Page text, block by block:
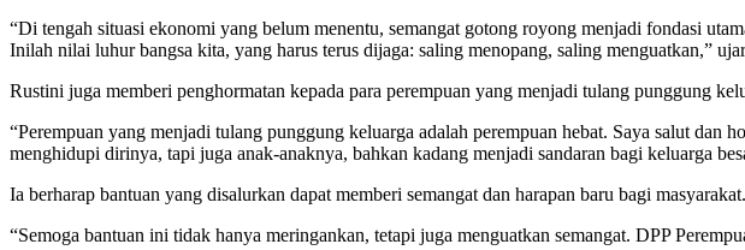
“Di tengah situasi ekonomi yang belum menentu, semangat gotong royong menjadi fondasi
Inilah nilai luhur bangsa kita, yang harus terus dijaga: saling menopang, saling menguatkan,”
Rustini juga memberi penghormatan kepada para perempuan yang menjadi tulang punggung
“Perempuan yang menjadi tulang punggung keluarga adalah perempuan hebat. Saya salut
menghidupi dirinya, tapi juga anak-anaknya, bahkan kadang menjadi sandaran bagi keluarga
Ia berharap bantuan yang disalurkan dapat memberi semangat dan harapan baru bagi masyarakat.
“Semoga bantuan ini tidak hanya meringankan, tetapi juga menguatkan semangat. DPP